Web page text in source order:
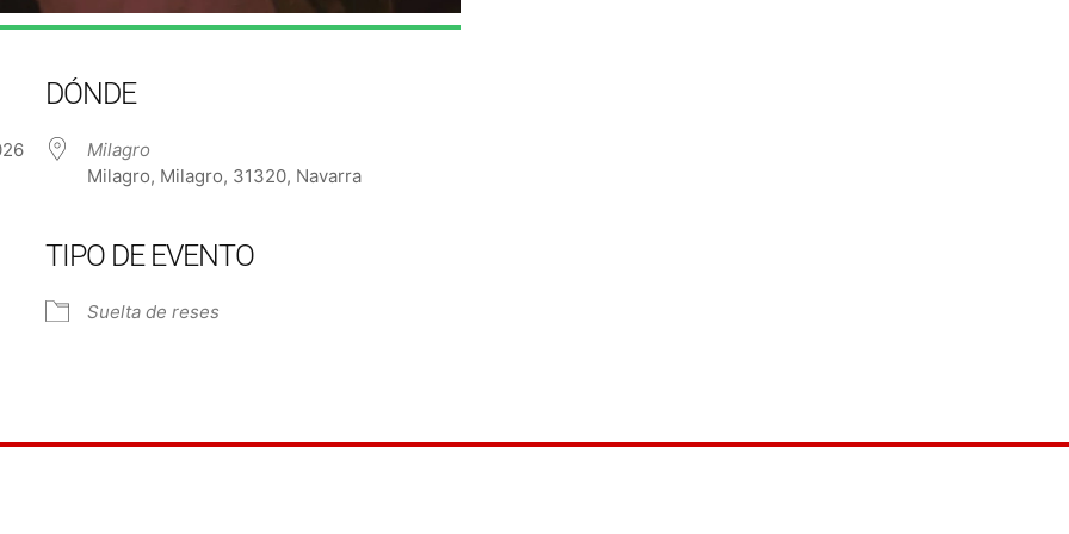
Calendar
DÓNDE
Milagro
Milagro, Milagro, 31320, Navarra
TIPO DE EVENTO
Suelta de reses